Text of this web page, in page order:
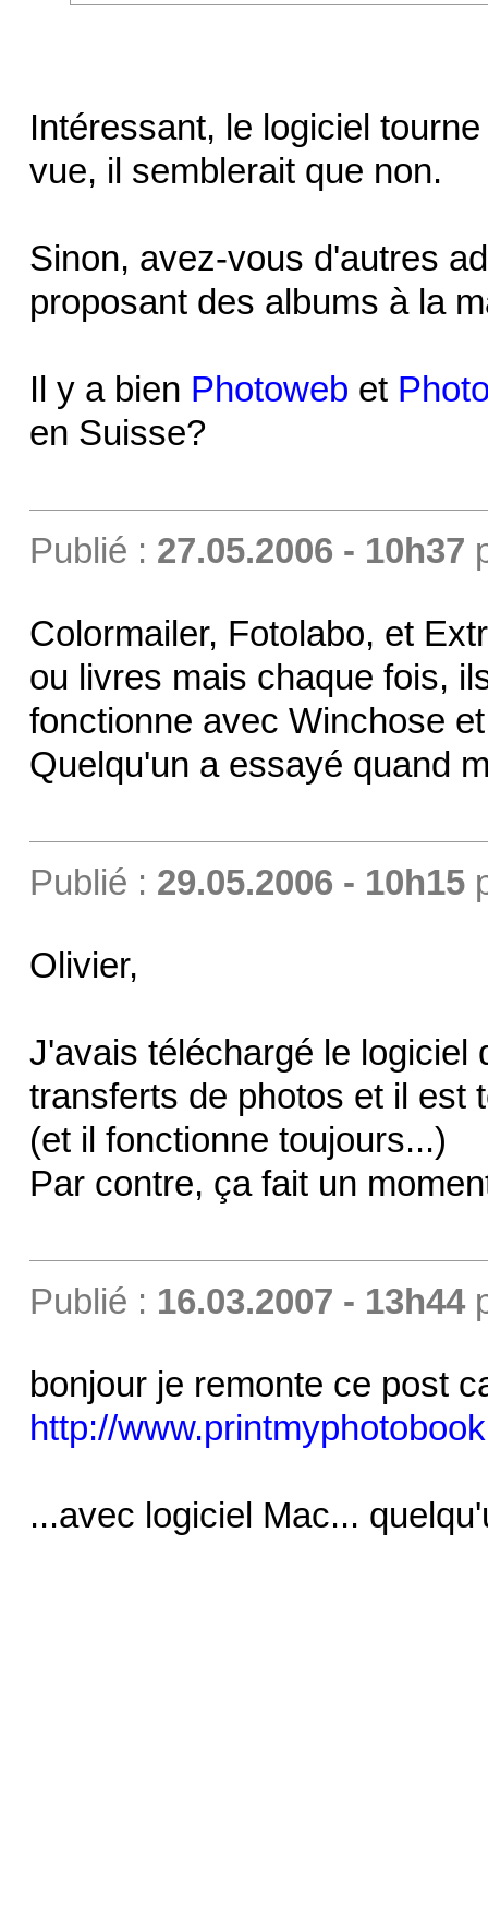
Intéressant, le logiciel
vue, il semblerait que non.
Sinon, avez-vous d'autres
proposant des albums à la
Il y a bien Photoweb et
en Suisse?
Publié : 27.05.2006 - 10h37
Colormailer, Fotolabo, et
ou livres mais chaque fois,
fonctionne avec Winchose
Quelqu'un a essayé quand
Publié : 29.05.2006 - 10h15
Olivier,
J'avais téléchargé le logiciel
transferts de photos et il est
(et il fonctionne toujours...)
Par contre, ça fait un
Publié : 16.03.2007 - 13h44
bonjour je remonte ce post
http://
...avec logiciel Mac...